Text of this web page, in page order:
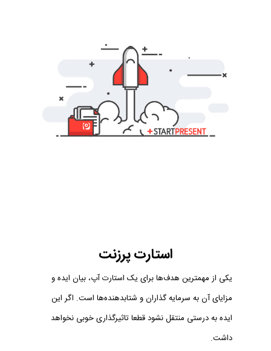
استارت پرزنت
یکی از مهمترین هدف‌ها برای یک استارت آپ، بیان ایده و
مزایای آن به سرمایه گذاران و شتابدهنده‌ها است. اگر این
ایده به درستی منتقل نشود قطعا تاثیرگذاری خوبی نخواهد
داشت.